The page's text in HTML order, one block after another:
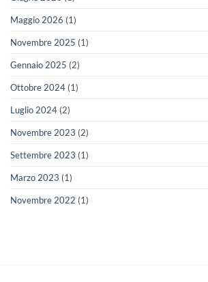
Maggio 2026 (1)
Novembre 2025 (1)
Gennaio 2025 (2)
Ottobre 2024 (1)
Luglio 2024 (2)
Novembre 2023 (2)
Settembre 2023 (1)
Marzo 2023 (1)
Novembre 2022 (1)